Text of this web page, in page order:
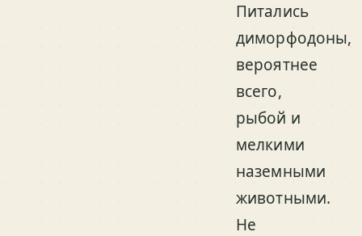
Питались
диморфодоны,
вероятнее
всего,
рыбой и
мелкими
наземными
животными.
Не